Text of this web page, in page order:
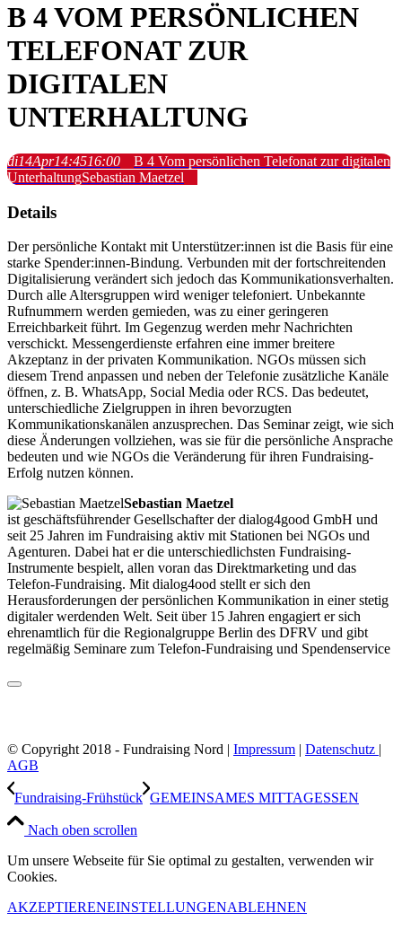
B 4 VOM PERSÖNLICHEN
TELEFONAT ZUR
DIGITALEN
UNTERHALTUNG
di14Apr14:4516:00
B 4 Vom persönlichen Telefonat zur digitalen
UnterhaltungSebastian Maetzel
Details
Der persönliche Kontakt mit Unterstützer:innen ist die Basis für eine
starke Spender:innen-Bindung. Verbunden mit der fortschreitenden
Digitalisierung verändert sich jedoch das Kommunikationsverhalten.
Durch alle Altersgruppen wird weniger telefoniert. Unbekannte
Rufnummern werden gemieden, was zu einer geringeren
Erreichbarkeit führt. Im Gegenzug werden mehr Nachrichten
verschickt. Messengerdienste erfahren eine immer breitere
Akzeptanz in der privaten Kommunikation. NGOs müssen sich
diesem Trend anpassen und neben der Telefonie zusätzliche Kanäle
öffnen, z. B. WhatsApp, Social Media oder RCS. Das bedeutet,
unterschiedliche Zielgruppen in ihren bevorzugten
Kommunikationskanälen anzusprechen. Das Seminar zeigt, wie sich
diese Änderungen vollziehen, was sie für die persönliche Ansprache
bedeuten und wie NGOs die Veränderung für ihren Fundraising-
Erfolg nutzen können.
Sebastian Maetzel
ist geschäftsführender Gesellschafter der dialog4good GmbH und
seit 25 Jahren im Fundraising aktiv mit Stationen bei NGOs und
Agenturen. Dabei hat er die unterschiedlichsten Fundraising-
Instrumente bespielt, allen voran das Direktmarketing und das
Telefon-Fundraising. Mit dialog4ood stellt er sich den
Herausforderungen der persönlichen Kommunikation in einer stetig
digitaler werdenden Welt. Seit über 15 Jahren engagiert er sich
ehrenamtlich für die Regionalgruppe Berlin des DFRV und gibt
regelmäßig Seminare zum Telefon-Fundraising und Spendenservice
© Copyright 2018 - Fundraising Nord | Impressum | Datenschutz |
AGB
Fundraising-Frühstück GEMEINSAMES MITTAGESSEN
Nach oben scrollen
Um unsere Webseite für Sie optimal zu gestalten, verwenden wir
Cookies.
AKZEPTIERENEINSTELLUNGENABLEHNEN